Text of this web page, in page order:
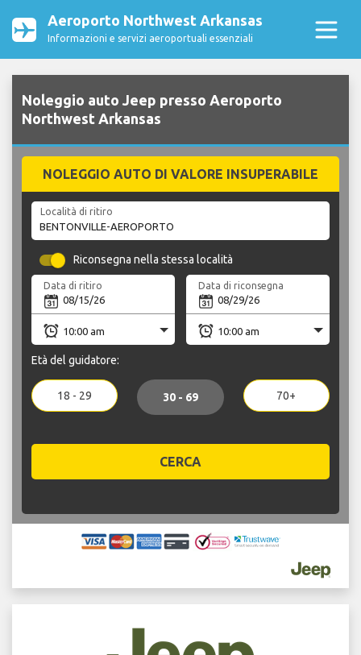
Aeroporto Northwest Arkansas
Informazioni e servizi aeroportuali essenziali
Noleggio auto Jeep presso Aeroporto
Northwest Arkansas
NOLEGGIO AUTO DI VALORE INSUPERABILE
Località di ritiro
Riconsegna nella stessa località
Data di ritiro Data di riconsegna
Età del guidatore:
18 - 29 30 - 69 70+
CERCA